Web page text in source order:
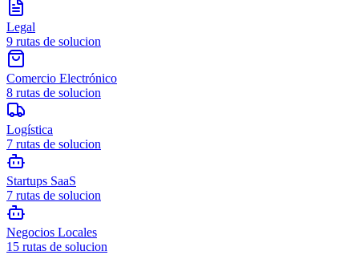
Legal
9 rutas de solucion
Comercio Electrónico
8 rutas de solucion
Logística
7 rutas de solucion
Startups SaaS
7 rutas de solucion
Negocios Locales
15 rutas de solucion